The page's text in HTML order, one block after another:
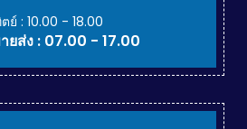
ย์ : 10.00 - 18.00
ยส่ง : 07.00 - 17.00